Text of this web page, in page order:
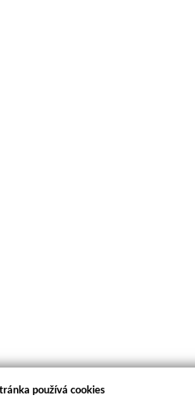
používá cookies